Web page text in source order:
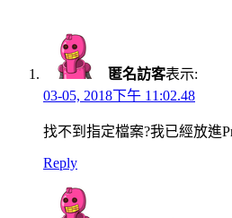
匿名訪客表示:
03-05, 2018下午 11:02.48
找不到指定檔案?我已經放進
Reply